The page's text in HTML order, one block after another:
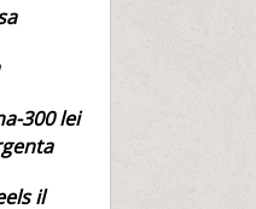
300 lei
il